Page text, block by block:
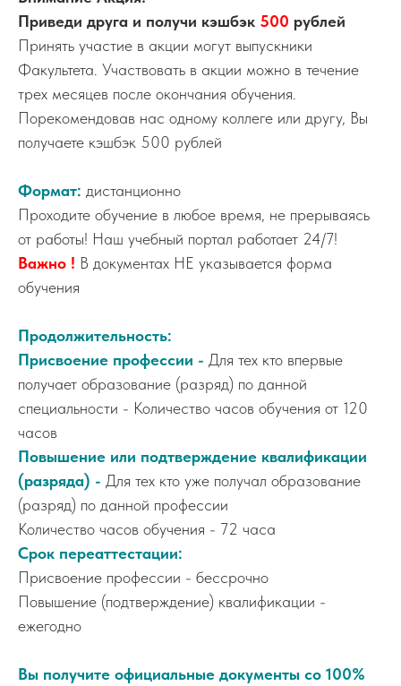
Приведи друга и получи кэшбэк 500 рублей
Принять участие в акции могут выпускники
Факультета. Участвовать в акции можно в течение
трех месяцев после окончания обучения.
Порекомендовав нас одному коллеге или другу, Вы
получаете кэшбэк 500 рублей
Формат: дистанционно
Проходите обучение в любое время, не прерываясь
от работы! Наш учебный портал работает 24/7!
Важно ! В документах НЕ указывается форма
обучения
Продолжительность:
Присвоение профессии - Для тех кто впервые
получает образование (разряд) по данной
специальности - Количество часов обучения от 120
часов
Повышение или подтверждение квалификации
(разряда) - Для тех кто уже получал образование
(разряд) по данной профессии
Количество часов обучения - 72 часа
Срок переаттестации:
Присвоение профессии - бессрочно
Повышение (подтверждение) квалификации -
ежегодно
Вы получите официальные документы со 100%